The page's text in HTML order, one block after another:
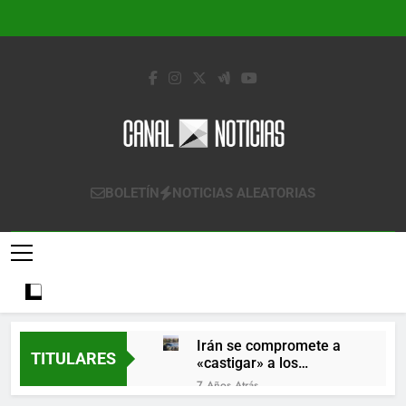
Canal Noticias
Canal Noticias
BOLETÍN NOTICIAS ALEATORIAS
TITULARES
Irán se compromete a
«castigar» a los
responsables de
derribar un avión
7 Años Atrás